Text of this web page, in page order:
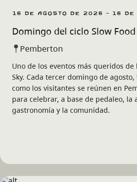
16 de agosto de 2026 - 16
Domingo del ciclo Slow Food
Pemberton
Uno de los eventos más queridos de
Sky. Cada tercer domingo de
como los visitantes se reúnen en
para celebrar, a base de pedaleo, la
gastronomía y la comunidad.